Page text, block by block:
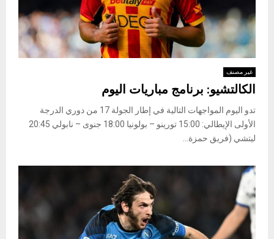
غير مصنف
الكالتشيو: برنامج مباريات اليوم
تدو اليوم المواجهات التالية في إطار الجولة 17 من دوري الدرجة
الأولى الإيطالي: 15:00 تورينو – بولونيا 18:00 جنوى – نابولي 20:45
ليتشي (فريق حمزة...